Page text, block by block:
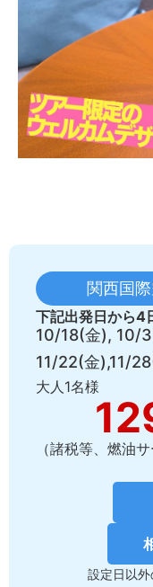
関西国
下記出発日から4
10/18(金), 10/
11/22(金),11/
大人1名様
（諸税等、燃油
設定日以